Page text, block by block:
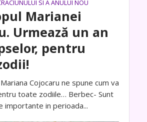
SI A ANULUI NOU
Marianei
Urmează un an
pentru
Cojocaru ne spune cum va
toate zodiile… Berbec- Sunt
importante in perioada...